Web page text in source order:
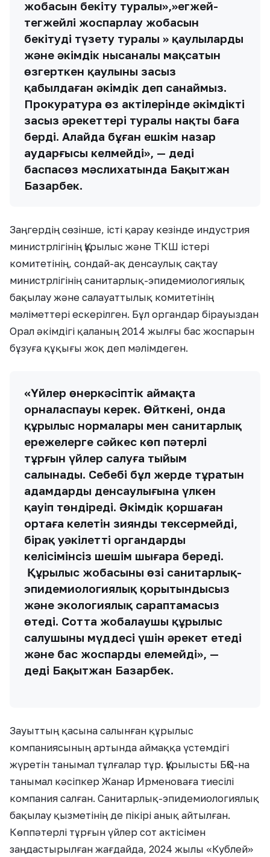
жобасын бекіту туралы»,»егжей-
тегжейлі жоспарлау жобасын
бекітуді түзету туралы » қаулыларды
және әкімдік нысаналы мақсатын
өзгерткен қаулыны заңсыз
қабылдаған әкімдік деп санаймыз.
Прокуратура өз актілерінде әкімдіктің
заңсыз әрекеттері туралы нақты баға
берді. Алайда бұған ешкім назар
аударғысы келмейді», — деді
баспасөз мәслихатында Бақытжан
Базарбек.
Заңгердің сөзінше, істі қарау кезінде индустрия
министрлігінің Құрылыс және ТКШ істері
комитетінің, сондай-ақ денсаулық сақтау
министрлігінің санитарлық-эпидемиологиялық
бақылау және салауаттылық комитетінің
мәліметтері ескерілген. Бұл органдар бірауыздан
Орал әкімдігі қаланың 2014 жылғы бас жоспарын
бұзуға құқығы жоқ деп мәлімдеген.
«Үйлер өнеркәсіптік аймақта
орналаспауы керек. Өйткені, онда
құрылыс нормалары мен санитарлық
ережелерге сәйкес көп пәтерлі
тұрғын үйлер салуға тыйым
салынады. Себебі бұл жерде тұратын
адамдардың денсаулығына үлкен
қауіп төндіреді. Әкімдік қоршаған
ортаға келетін зиянды тексермейді,
бірақ уәкілетті органдардың
келісімінсіз шешім шығара береді.
Құрылыс жобасының өзі санитарлық-
эпидемиологиялық қорытындысыз
және экологиялық сараптамасыз
өтеді. Сотта жобалаушы құрылыс
салушының мүддесі үшін әрекет етеді
және бас жоспарды елемейді», —
деді Бақытжан Базарбек.
Зауыттың қасына салынған құрылыс
компаниясының артында аймаққа үстемдігі
жүретін танымал тұлғалар тұр. Құрылысты БҚО-на
танымал кәсіпкер Жанар Ирменоваға тиесілі
компания салған. Санитарлық-эпидемиологиялық
бақылау қызметінің де пікірі анық айтылған.
Көппәтерлі тұрғын үйлер сот актісімен
заңдастырылған жағдайда, 2024 жылы «Кублей»